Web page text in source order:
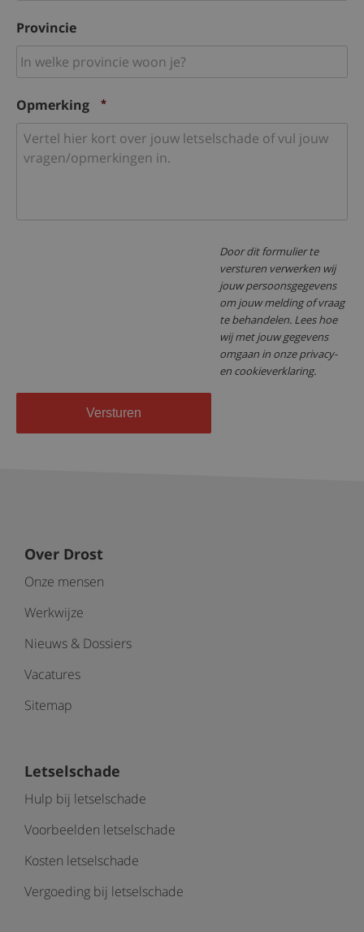
Provincie
Opmerking *
Door dit formulier te
versturen verwerken wij
jouw persoonsgegevens
om jouw melding of vraag
te behandelen. Lees hoe
wij met jouw gegevens
omgaan in onze privacy-
en cookieverklaring.
Versturen
Over Drost
Onze mensen
Werkwijze
Nieuws & Dossiers
Vacatures
Sitemap
Letselschade
Hulp bij letselschade
Voorbeelden letselschade
Kosten letselschade
Vergoeding bij letselschade